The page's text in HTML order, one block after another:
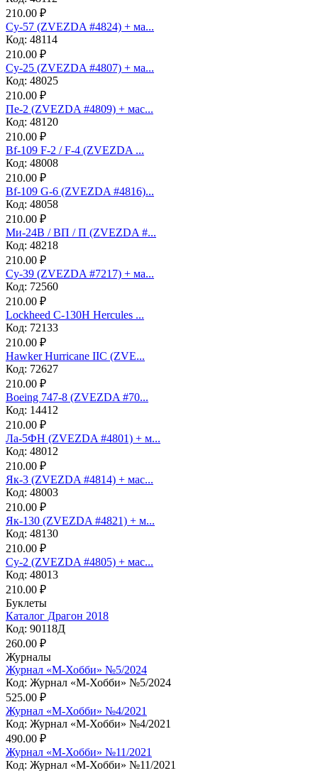
210.00 ₽
Су-57 (ZVEZDA #4824) + ма...
Код: 48114
210.00 ₽
Су-25 (ZVEZDA #4807) + ма...
Код: 48025
210.00 ₽
Пе-2 (ZVEZDA #4809) + мас...
Код: 48120
210.00 ₽
Bf-109 F-2 / F-4 (ZVEZDA ...
Код: 48008
210.00 ₽
Bf-109 G-6 (ZVEZDA #4816)...
Код: 48058
210.00 ₽
Ми-24В / ВП / П (ZVEZDA #...
Код: 48218
210.00 ₽
Су-39 (ZVEZDA #7217) + ма...
Код: 72560
210.00 ₽
Lockheed C-130H Hercules ...
Код: 72133
210.00 ₽
Hawker Hurricane IIC (ZVE...
Код: 72627
210.00 ₽
Boeing 747-8 (ZVEZDA #70...
Код: 14412
210.00 ₽
Ла-5ФН (ZVEZDA #4801) + м...
Код: 48012
210.00 ₽
Як-3 (ZVEZDA #4814) + мас...
Код: 48003
210.00 ₽
Як-130 (ZVEZDA #4821) + м...
Код: 48130
210.00 ₽
Су-2 (ZVEZDA #4805) + мас...
Код: 48013
210.00 ₽
Буклеты
Каталог Драгон 2018
Код: 90118Д
260.00 ₽
Журналы
Журнал «М-Хобби» №5/2024
Код: Журнал «М-Хобби» №5/2024
525.00 ₽
Журнал «М-Хобби» №4/2021
Код: Журнал «М-Хобби» №4/2021
490.00 ₽
Журнал «М-Хобби» №11/2021
Код: Журнал «М-Хобби» №11/2021